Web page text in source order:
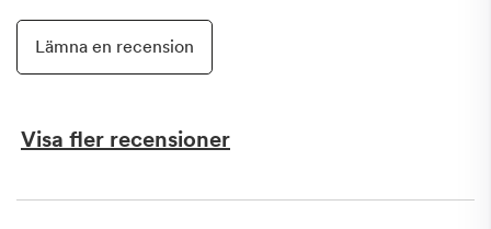
Lämna en recension
Visa fler recensioner